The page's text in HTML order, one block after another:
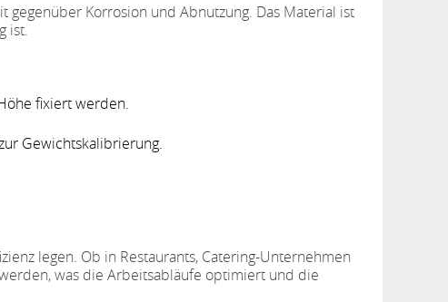
Korrosion und Abnutzung. Das Material ist
ist.
fixiert werden.
Gewichtskalibrierung.
legen. Ob in Restaurants, Catering-Unternehmen
was die Arbeitsabläufe optimiert und die